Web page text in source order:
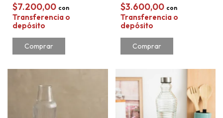
$7.200,00 con
Transferencia o
depósito
$3.600,00 con
Transferencia o
depósito
Comprar